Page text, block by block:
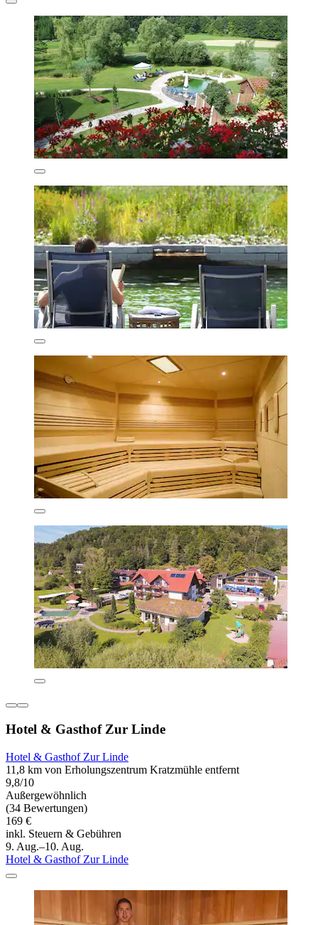
Hotel & Gasthof Zur Linde
Hotel & Gasthof Zur Linde
11,8 km von Erholungszentrum Kratzmühle entfernt
9,8/10
Außergewöhnlich
(34 Bewertungen)
169 €
inkl. Steuern & Gebühren
9. Aug.–10. Aug.
Hotel & Gasthof Zur Linde